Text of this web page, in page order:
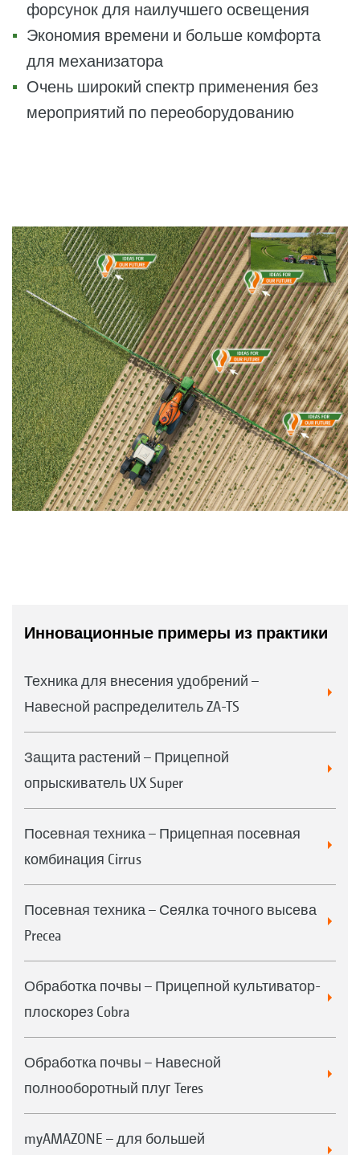
форсунок для наилучшего освещения
Экономия времени и больше комфорта
для механизатора
Очень широкий спектр применения без
мероприятий по переоборудованию
Инновационные примеры из практики
Техника для внесения удобрений –
Навесной распределитель ZA-TS
Защита растений – Прицепной
опрыскиватель UX Super
Посевная техника – Прицепная посевная
комбинация Cirrus
Посевная техника – Сеялка точного высева
Precea
Обработка почвы – Прицепной культиватор-
плоскорез Cobra
Обработка почвы – Навесной
полнооборотный плуг Teres
myAMAZONE – для большей